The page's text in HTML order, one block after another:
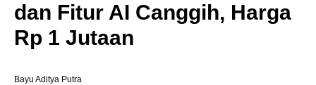
dan Fitur AI Canggih, Harga
Rp 1 Jutaan
Bayu Aditya Putra